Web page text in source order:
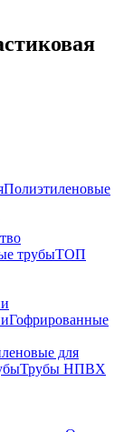
Полиэтиленовые
трубыТОП
Гофрированные
для
Трубы НПВХ